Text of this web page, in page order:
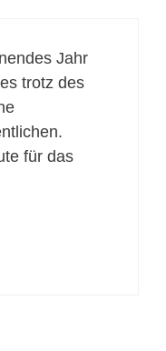
Jahr
trotz des
für das